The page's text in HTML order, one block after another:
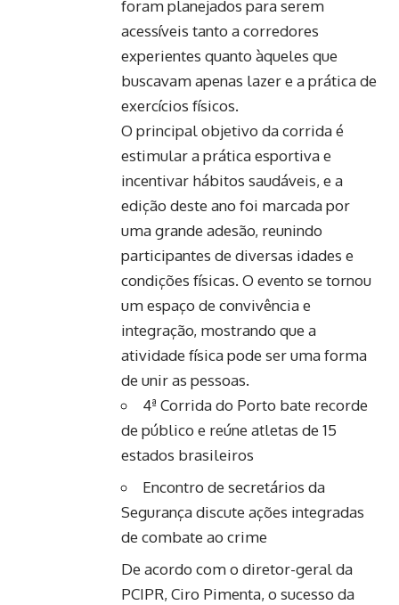
foram planejados para serem
acessíveis tanto a corredores
experientes quanto àqueles que
buscavam apenas lazer e a prática de
exercícios físicos.
O principal objetivo da corrida é
estimular a prática esportiva e
incentivar hábitos saudáveis, e a
edição deste ano foi marcada por
uma grande adesão, reunindo
participantes de diversas idades e
condições físicas. O evento se tornou
um espaço de convivência e
integração, mostrando que a
atividade física pode ser uma forma
de unir as pessoas.
4ª Corrida do Porto bate recorde
de público e reúne atletas de 15
estados brasileiros
Encontro de secretários da
Segurança discute ações integradas
de combate ao crime
De acordo com o diretor-geral da
PCIPR, Ciro Pimenta, o sucesso da